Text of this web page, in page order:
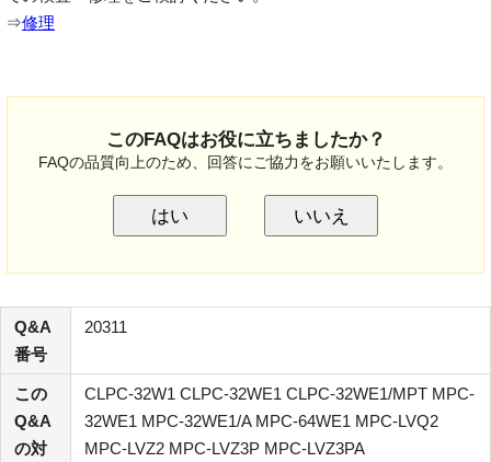
⇒修理
このFAQはお役に立ちましたか？
FAQの品質向上のため、回答にご協力をお願いいたします。
はい いいえ
Q&A
番号
20311
この
Q&A
の対
CLPC-32W1 CLPC-32WE1 CLPC-32WE1/MPT MPC-
32WE1 MPC-32WE1/A MPC-64WE1 MPC-LVQ2
MPC-LVZ2 MPC-LVZ3P MPC-LVZ3PA